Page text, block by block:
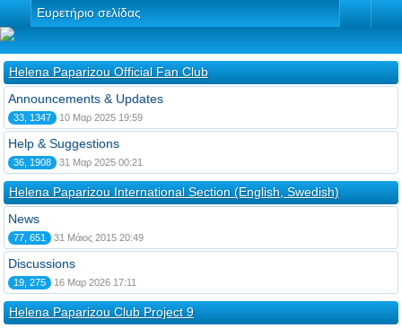
Ευρετήριο σελίδας
Helena Paparizou Official Fan Club
Announcements & Updates
33, 1347 10 Μαρ 2025 19:59
Help & Suggestions
36, 1908 31 Μαρ 2025 00:21
Helena Paparizou International Section (English, Swedish)
News
77, 651 31 Μάιος 2015 20:49
Discussions
19, 275 16 Μαρ 2026 17:11
Helena Paparizou Club Project 9